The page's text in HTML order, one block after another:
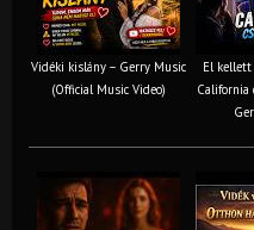
Vidéki kislány – Gerry Music
(Official Music Video)
El
California